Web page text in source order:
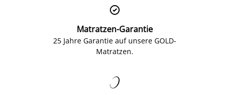

Matratzen-Garantie
25 Jahre Garantie auf unsere GOLD-
Matratzen.
